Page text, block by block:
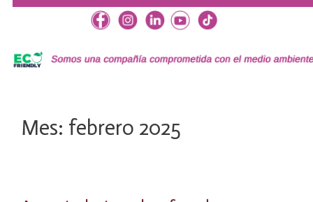
Mes: febrero 2025